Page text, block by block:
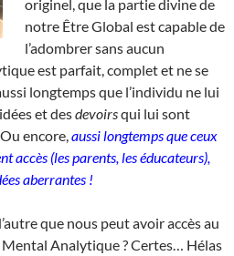
originel, que la partie divine de
notre Être Global est capable de
l’adombrer sans aucun
est parfait, complet et ne se
longtemps que l’individu ne lui
et desdevoirsqui lui sont
encore, aussi longtemps que ceux
accès (les parents, les éducateurs),
aberrantes !
que nous peut avoir accès au
Analytique ? Certes… Hélas